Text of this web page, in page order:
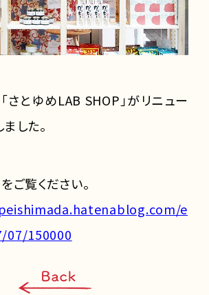
さとゆめLAB SHOP」がリニュー
した。
ご覧ください。
e
07/150000